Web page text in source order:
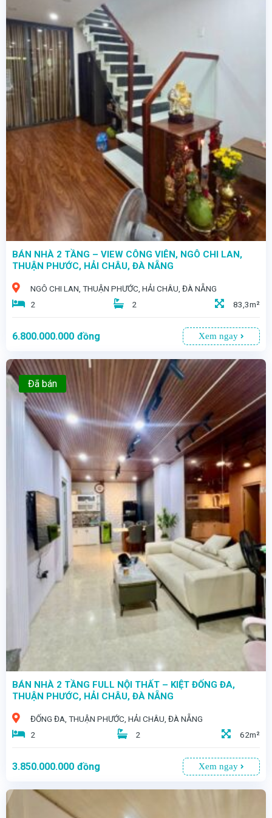
BÁN NHÀ 2 TẦNG – VIEW CÔNG VIÊN, NGÔ CHI LAN,
THUẬN PHƯỚC, HẢI CHÂU, ĐÀ NẴNG
NGÔ CHI LAN, THUẬN PHƯỚC, HẢI CHÂU, ĐÀ NẴNG
2
2 83,3m²
6.800.000.000 đồng Xem ngay
Đã bán
BÁN NHÀ 2 TẦNG FULL NỘI THẤT – KIỆT ĐỐNG ĐA,
THUẬN PHƯỚC, HẢI CHÂU, ĐÀ NẴNG
ĐỐNG ĐA, THUẬN PHƯỚC, HẢI CHÂU, ĐÀ NẴNG
2
2 62m²
3.850.000.000 đồng Xem ngay